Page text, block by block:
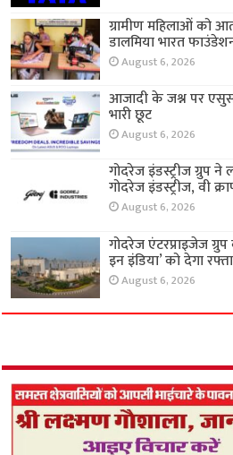
ग्रामीण महिलाओं को
डालमिया भारत
August 6, 2026
आजादी के जश्न पर
भारी छूट
August 6, 2026
गोदरेज इंडस्ट्रीज ग्रुप ने
गोदरेज इंडस्ट्रीज, वी
August 6, 2026
गोदरेज एंटरप्राइजेज
इन इंडिया’ को देगा
August 6, 2026